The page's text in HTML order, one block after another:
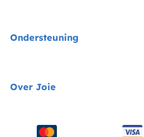
Kinderstoelen
Ondersteuning
Over Joie
Over ons